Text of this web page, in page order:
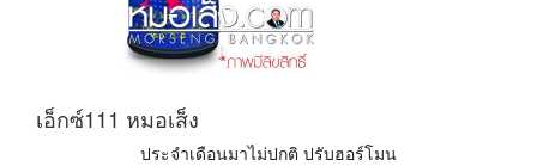
เอ็กซ์111 หมอเส็ง
ประจำเดือนมาไม่ปกติ ปรับฮอร์โมน